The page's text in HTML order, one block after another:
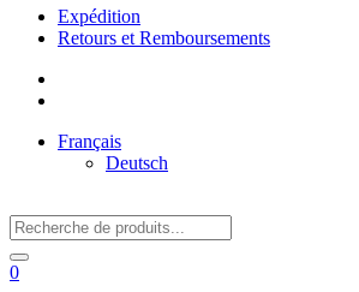
Expédition
Retours et Remboursements
Français
Deutsch
0